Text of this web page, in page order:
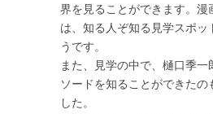
界を見ることができます。漫
は、知る人ぞ知る見学スポッ
うです。
また、見学の中で、樋口季
ソードを知ることができたの
した。